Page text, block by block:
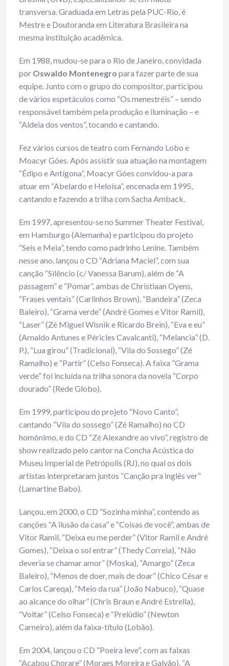
transversa. Graduada em Letras pela PUC-Rio, é
Mestre e Doutoranda em Literatura Brasileira na
mesma instituição acadêmica.
Em 1988, mudou-se para o Rio de Janeiro, convidada
por Oswaldo Montenegro para fazer parte de sua
equipe. Junto com o grupo do compositor, participou
de vários espetáculos como “Os menestréis” – sendo
responsável também pela produção e iluminação – e
“Aldeia dos ventos”, tocando e cantando.
Fez vários cursos de teatro com Fernando Lobo e
Moacyr Góes. Após assistir sua atuação na montagem
“Édipo e Antígona”, Moacyr Góes convidou-a para
atuar em “Abelardo e Heloísa”, encenada em 1995,
cantando e fazendo a trilha com Sacha Amback.
Em 1997, apresentou-se no Summer Theater Festival,
em Hamburgo (Alemanha) e participou do projeto
“Seis e Meia”, tendo como padrinho Lenine. Também
nesse ano, lançou o CD “Adriana Maciel”, com sua
canção “Silêncio (c/ Vanessa Barum), além de “A
passagem” e “Pomar”, ambas de Christiaan Oyens,
“Frases ventais” (Carlinhos Brown), “Bandeira” (Zeca
Baleiro), “Grama verde” (André Gomes e Vitor Ramil),
“Laser” (Zé Miguel Wisnik e Ricardo Brein), “Eva e eu”
(Arnaldo Antunes e Péricles Cavalcanti), “Melancia” (D.
P.), “Lua girou” (Tradicional), “Vila do Sossego” (Zé
Ramalho) e “Partir” (Celso Fonseca). A faixa “Grama
verde” foi incluída na trilha sonora da novela “Corpo
dourado” (Rede Globo).
Em 1999, participou do projeto “Novo Canto”,
cantando “Vila do sossego” (Zé Ramalho) no CD
homônimo, e do CD “Zé Alexandre ao vivo”, registro de
show realizado pelo cantor na Concha Acústica do
Museu Imperial de Petrópolis (RJ), no qual os dois
artistas interpretaram juntos “Canção pra inglês ver”
(Lamartine Babo).
Lançou, em 2000, o CD “Sozinha minha”, contendo as
canções “A ilusão da casa” e “Coisas de você”, ambas de
Vitor Ramil, “Deixa eu me perder” (Vitor Ramil e André
Gomes), “Deixa o sol entrar” (Thedy Correia), “Não
deveria se chamar amor” (Moska), “Amargo” (Zeca
Baleiro), “Menos de doer, mais de doar” (Chico César e
Carlos Careqa), “Meio da rua” (João Nabuco), “Quase
ao alcance do olhar” (Chris Braun e André Estrella),
“Voltar” (Celso Fonseca) e “Prelúdio” (Newton
Carneiro), além da faixa-título (Lobão).
Em 2004, lançou o CD “Poeira leve”, com as faixas
“Acabou Chorare” (Moraes Moreira e Galvão), “A